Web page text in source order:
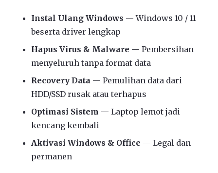
Instal Ulang Windows — Windows 10 / 11
beserta driver lengkap
Hapus Virus & Malware — Pembersihan
menyeluruh tanpa format data
Recovery Data — Pemulihan data dari
HDD/SSD rusak atau terhapus
Optimasi Sistem — Laptop lemot jadi
kencang kembali
Aktivasi Windows & Office — Legal dan
permanen